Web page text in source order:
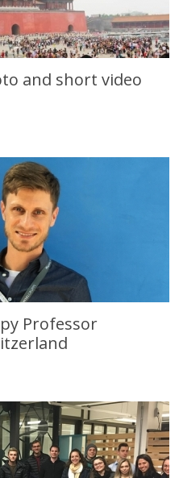
video contest
and short video
Attends Course in Switzerland
Professor